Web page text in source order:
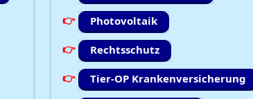
Photovoltaik
Rechtsschutz
Tier-OP Krankenversicherung